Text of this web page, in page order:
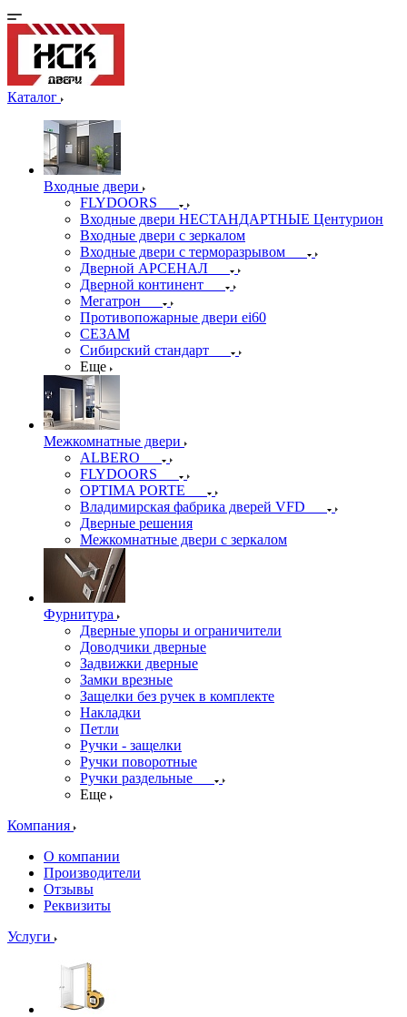
Каталог
Входные двери
FLYDOORS
Входные двери НЕСТАНДАРТНЫЕ Центурион
Входные двери с зеркалом
Входные двери с терморазрывом
Дверной АРСЕНАЛ
Дверной континент
Мегатрон
Противопожарные двери ei60
СЕЗАМ
Сибирский стандарт
Еще
Межкомнатные двери
ALBERO
FLYDOORS
OPTIMA PORTE
Владимирская фабрика дверей VFD
Дверные решения
Межкомнатные двери c зеркалом
Фурнитура
Дверные упоры и ограничители
Доводчики дверные
Задвижки дверные
Замки врезные
Защелки без ручек в комплекте
Накладки
Петли
Ручки - защелки
Ручки поворотные
Ручки раздельные
Еще
Компания
О компании
Производители
Отзывы
Реквизиты
Услуги